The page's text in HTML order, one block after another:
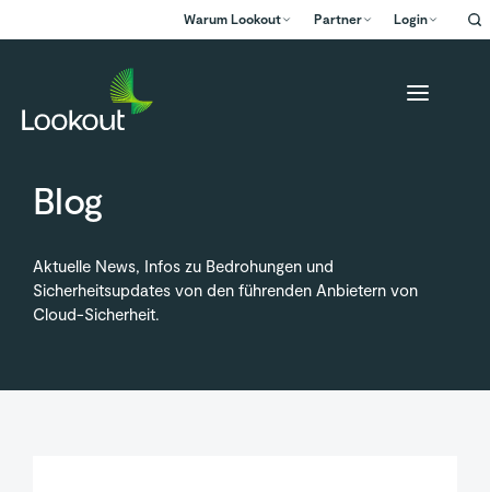
Warum Lookout Partner Login
Blog
Aktuelle News, Infos zu Bedrohungen und
Sicherheitsupdates von den führenden Anbietern von
Cloud-Sicherheit.